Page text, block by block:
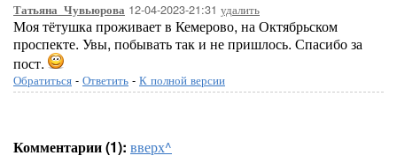
Татьяна_Чувьюрова 12-04-2023-21:31 удалить
Моя тётушка проживает в Кемерово, на Октябрьском
проспекте. Увы, побывать так и не пришлось. Спасибо за
пост.
Обратиться - Ответить - К полной версии
Комментарии (1): вверх^